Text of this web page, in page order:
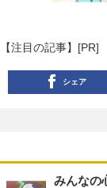
【注目の記事】[PR]
シェア
みんなの